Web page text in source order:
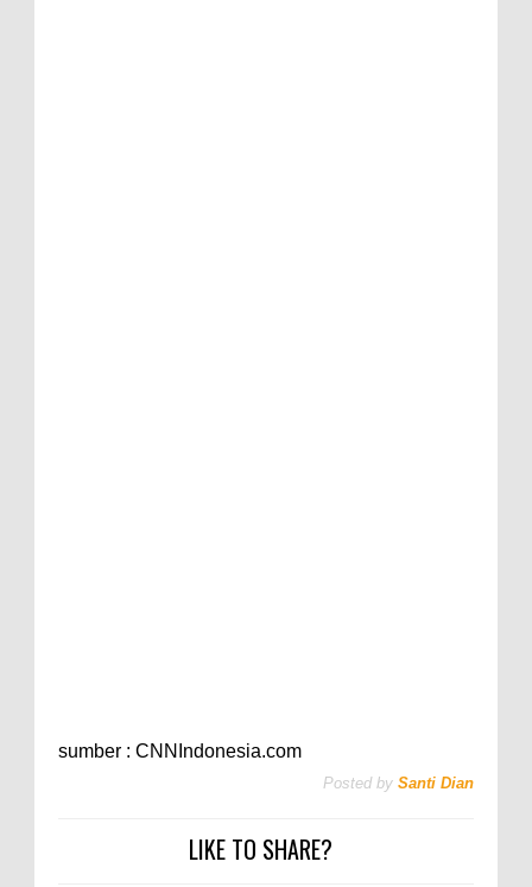
sumber : CNNIndonesia.com
Posted by Santi Dian
LIKE TO SHARE?